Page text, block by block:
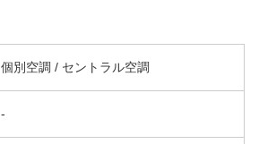
個別空調 / セントラル空調
-